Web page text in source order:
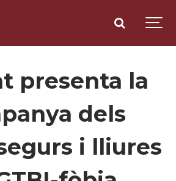
presenta la
dels
i lliures